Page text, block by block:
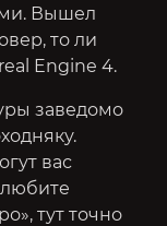
Вышел
то ли
Engine 4.
заведомо
вас
любите
тут точно